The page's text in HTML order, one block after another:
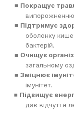
■ Покращує
■ Підтримує
оболонку
бактерій.
■ Очищує
загальному
■ Зміцнює
імунітет.
■ Підвищує
дає відчуття